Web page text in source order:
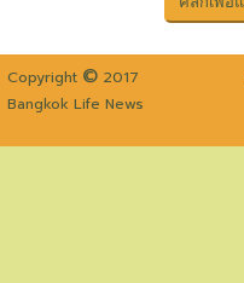
Copyright © 2017
Bangkok Life News